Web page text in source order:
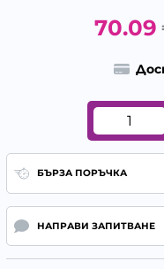
70.09
БЪРЗА ПОРЪЧКА
НАПРАВИ ЗАПИТВАНЕ